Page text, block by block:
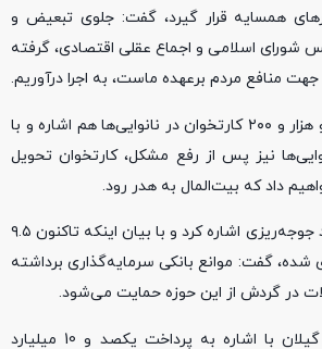
همسایه قرار گیرد، گفت: جلوی تبعیض و
شورای اسلامی و اجماع عقلی اقتصادی، گرفته
منافع مردم برعهده ماست، به اجرا درآوریم.
دکتر عباسی به نصب دو هزار و ۲۰۰ کارتخوان در نانوایی‌ها هم اشاره و با
نیز پس از رفع مشکل، کارتخوان تحویل
داد که بیت‌المال به هدر رود.
وی به بازدید خود از روند جوجه‌ریزی اشاره کرد و با بیان اینکه تاکنون ۹.۵
گفت: موانع بانکی سرمایه‌گذاری برداشته
در گردش از این حوزه حمایت می‌شود.
نماینده عالی دولت در گیلان با اشاره به پرداخت یکصد و 10 میلیارد